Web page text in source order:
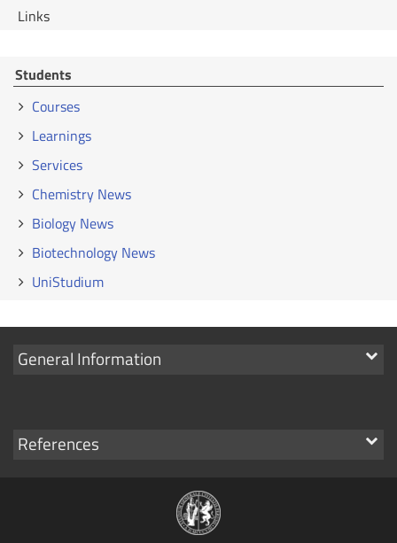
Links
Students
Courses
Learnings
Services
Chemistry News
Biology News
Biotechnology News
UniStudium
Show
General Information
Show
References